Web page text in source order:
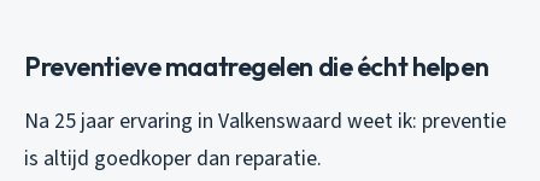
Preventieve maatregelen die écht helpen
Na 25 jaar ervaring in Valkenswaard weet ik: preventie
is altijd goedkoper dan reparatie.